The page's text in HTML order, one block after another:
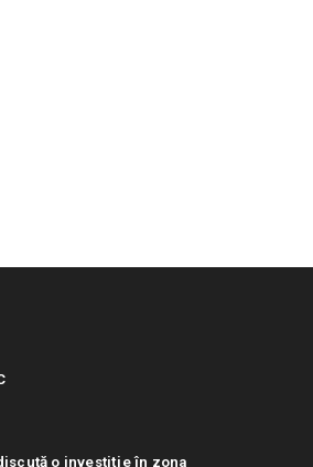
o investiție în zona